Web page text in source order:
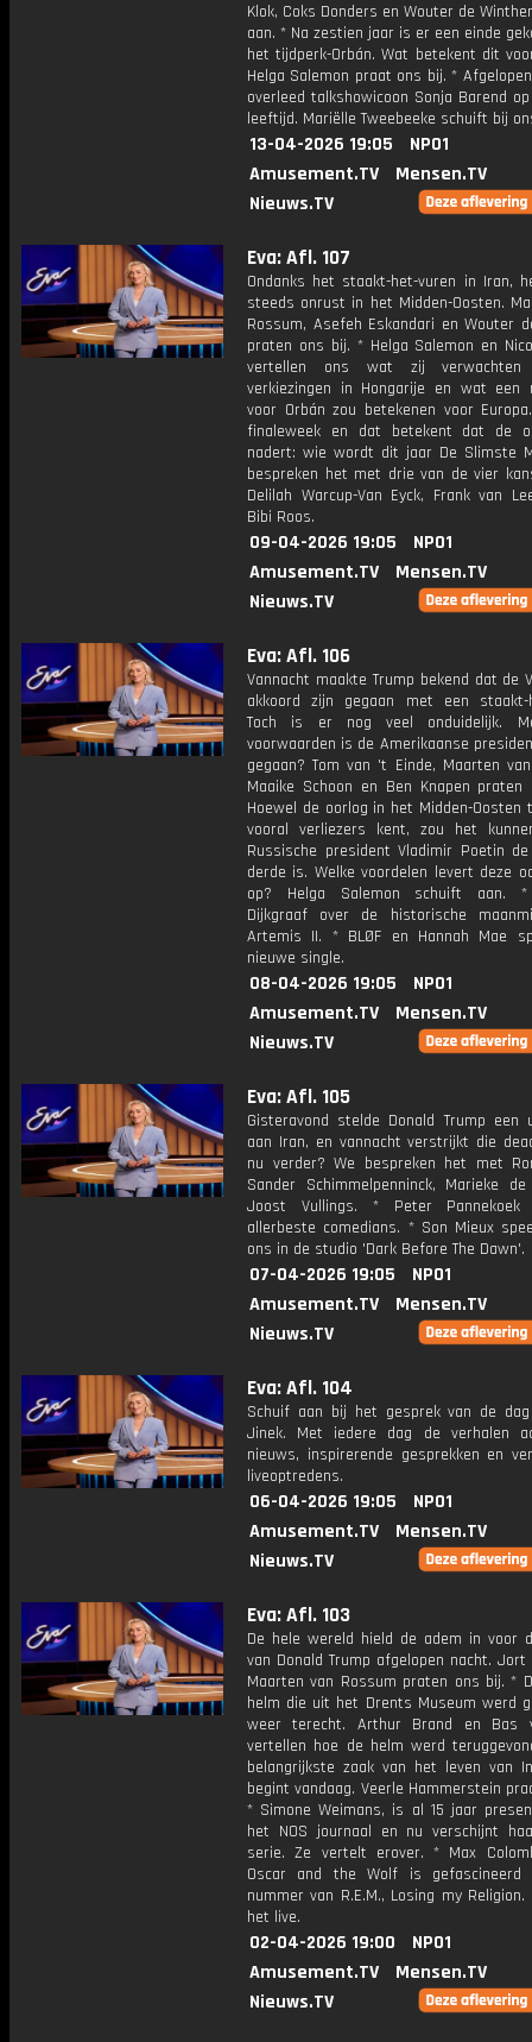
Klok, Coks Donders en Wouter de
aan. * Na zestien jaar is er een einde
het tijdperk-Orbán. Wat betekent dit
Helga Salemon praat ons bij. *
overleed talkshowicoon Sonja Barend
leeftijd. Mariëlle Tweebeeke schuift bij
13-04-2026 19:05
NPO1
Amusement.TV
Mensen.TV
Nieuws.TV
Eva: Afl. 107
Ondanks het staakt-het-vuren in Iran,
steeds onrust in het Midden-Oosten.
Rossum, Asefeh Eskandari en Wouter
praten ons bij. * Helga Salemon en
vertellen ons wat zij
verkiezingen in Hongarije en wat een
voor Orbán zou betekenen voor
finaleweek en dat betekent dat de
nadert: wie wordt dit jaar De Slimste
bespreken het met drie van de vier
Delilah Warcup-Van Eyck, Frank van
Bibi Roos.
09-04-2026 19:05
NPO1
Amusement.TV
Mensen.TV
Nieuws.TV
Eva: Afl. 106
Vannacht maakte Trump bekend dat de
akkoord zijn gegaan met een staakt-
Toch is er nog veel onduidelijk.
voorwaarden is de Amerikaanse
gegaan? Tom van 't Einde, Maarten
Maaike Schoon en Ben Knapen
Hoewel de oorlog in het Midden-Oosten
vooral verliezers kent, zou het
Russische president Vladimir Poetin
derde is. Welke voordelen levert deze
op? Helga Salemon schuift aan. *
Dijkgraaf over de historische
Artemis II. * BLØF en Hannah Mae
nieuwe single.
08-04-2026 19:05
NPO1
Amusement.TV
Mensen.TV
Nieuws.TV
Eva: Afl. 105
Gisteravond stelde Donald Trump een
aan Iran, en vannacht verstrijkt die
nu verder? We bespreken het met
Sander Schimmelpenninck, Marieke
Joost Vullings. * Peter
allerbeste comedians. * Son Mieux
ons in de studio 'Dark Before The Dawn'.
07-04-2026 19:05
NPO1
Amusement.TV
Mensen.TV
Nieuws.TV
Eva: Afl. 104
Schuif aan bij het gesprek van de
Jinek. Met iedere dag de verhalen
nieuws, inspirerende gesprekken en
liveoptredens.
06-04-2026 19:05
NPO1
Amusement.TV
Mensen.TV
Nieuws.TV
Eva: Afl. 103
De hele wereld hield de adem in voor
van Donald Trump afgelopen nacht. Jort
Maarten van Rossum praten ons bij. *
helm die uit het Drents Museum werd
weer terecht. Arthur Brand en Bas
vertellen hoe de helm werd
belangrijkste zaak van het leven van
begint vandaag. Veerle Hammerstein
* Simone Weimans, is al 15 jaar
het NOS journaal en nu verschijnt
serie. Ze vertelt erover. * Max
Oscar and the Wolf is gefascineerd
nummer van R.E.M., Losing my
het live.
02-04-2026 19:00
NPO1
Amusement.TV
Mensen.TV
Nieuws.TV